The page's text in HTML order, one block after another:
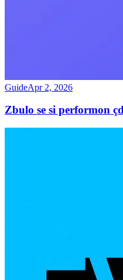
GuideApr 2, 2026
Zbulo se si performon